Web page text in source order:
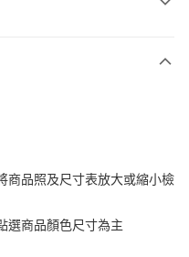
商品照及尺寸表放大或縮小檢
選商品顏色尺寸為主